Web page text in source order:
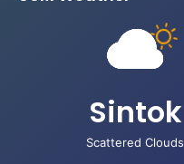
Sintok
Scattered Clouds